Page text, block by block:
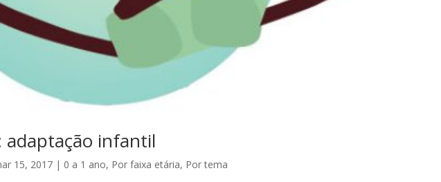
adaptação infantil
15, 2017| 0 a 1 ano, Por faixa etária, Por tema